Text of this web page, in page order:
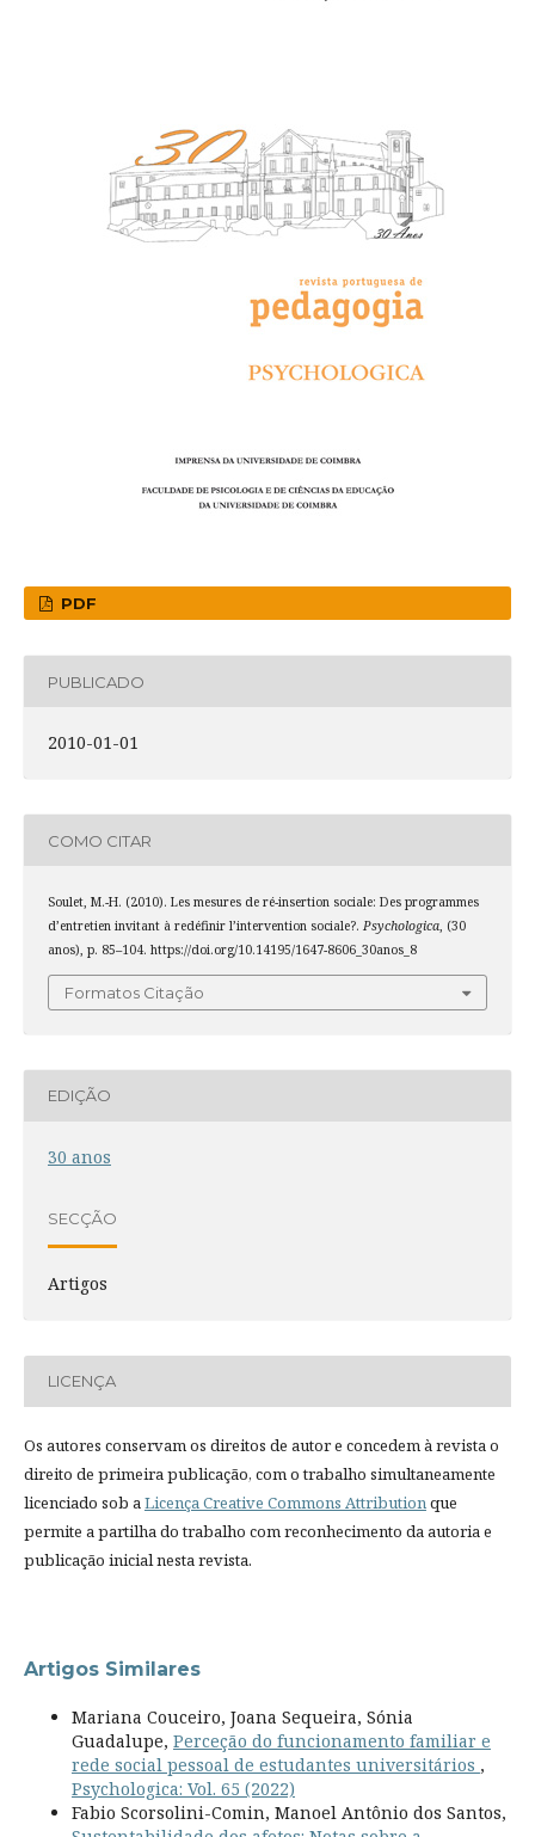
PDF
PUBLICADO
2010-01-01
COMO CITAR
Soulet, M.-H. (2010). Les mesures de ré-insertion sociale: Des programmes
d’entretien invitant à redéfinir l’intervention sociale?. Psychologica, (30
anos), p. 85–104. https://doi.org/10.14195/1647-8606_30anos_8
Formatos Citação
EDIÇÃO
30 anos
SECÇÃO
Artigos
LICENÇA
Os autores conservam os direitos de autor e concedem à revista o
direito de primeira publicação, com o trabalho simultaneamente
licenciado sob aLicença Creative Commons Attributionque
permite a partilha do trabalho com reconhecimento da autoria e
publicação inicial nesta revista.
Artigos Similares
Mariana Couceiro, Joana Sequeira, Sónia
Guadalupe, Perceção do funcionamento familiar e
rede social pessoal de estudantes universitários ,
Psychologica: Vol. 65 (2022)
Fabio Scorsolini-Comin, Manoel Antônio dos Santos,